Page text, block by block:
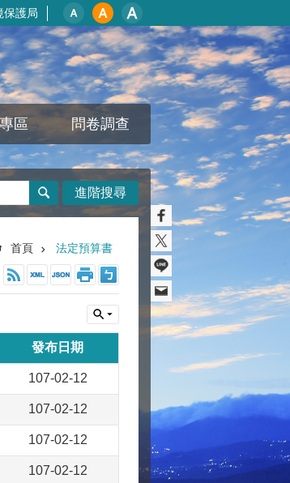
保護局
區 問卷調查
進階搜尋
首頁 法定預算書
發布日期
107-02-12
107-02-12
107-02-12
107-02-12